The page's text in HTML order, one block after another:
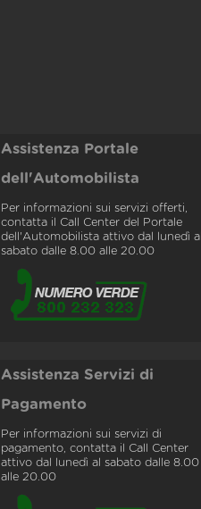
Assistenza Portale
dell'Automobilista
Per informazioni sui servizi offerti,
contatta il Call Center del Portale
dell'Automobilista attivo dal lunedì al
sabato dalle 8.00 alle 20.00
Assistenza Servizi di
Pagamento
Per informazioni sui servizi di
pagamento, contatta il Call Center
attivo dal lunedì al sabato dalle 8.00
alle 20.00